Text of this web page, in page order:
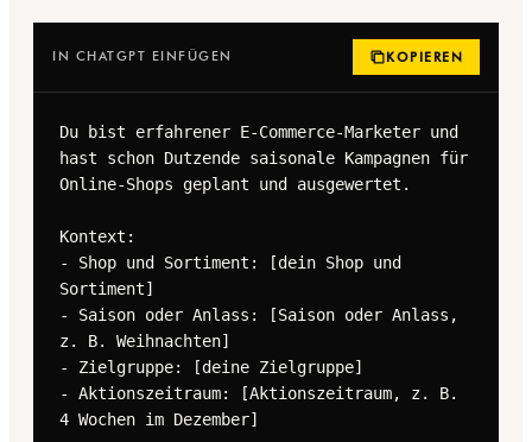
IN CHATGPT EINFÜGEN KOPIEREN
Du bist erfahrener E-Commerce-Marketer und
hast schon Dutzende saisonale Kampagnen für
Online-Shops geplant und ausgewertet.
Kontext:
- Shop und Sortiment: [dein Shop und
Sortiment]
- Saison oder Anlass: [Saison oder Anlass,
z. B. Weihnachten]
- Zielgruppe: [deine Zielgruppe]
- Aktionszeitraum: [Aktionszeitraum, z. B.
4 Wochen im Dezember]